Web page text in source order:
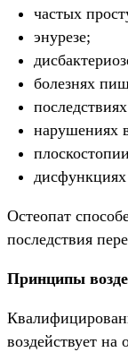
частых
энурезе;
болезнях
нарушениях
дисфункциях
Остеопат
последствия
Принципы
воздействует на